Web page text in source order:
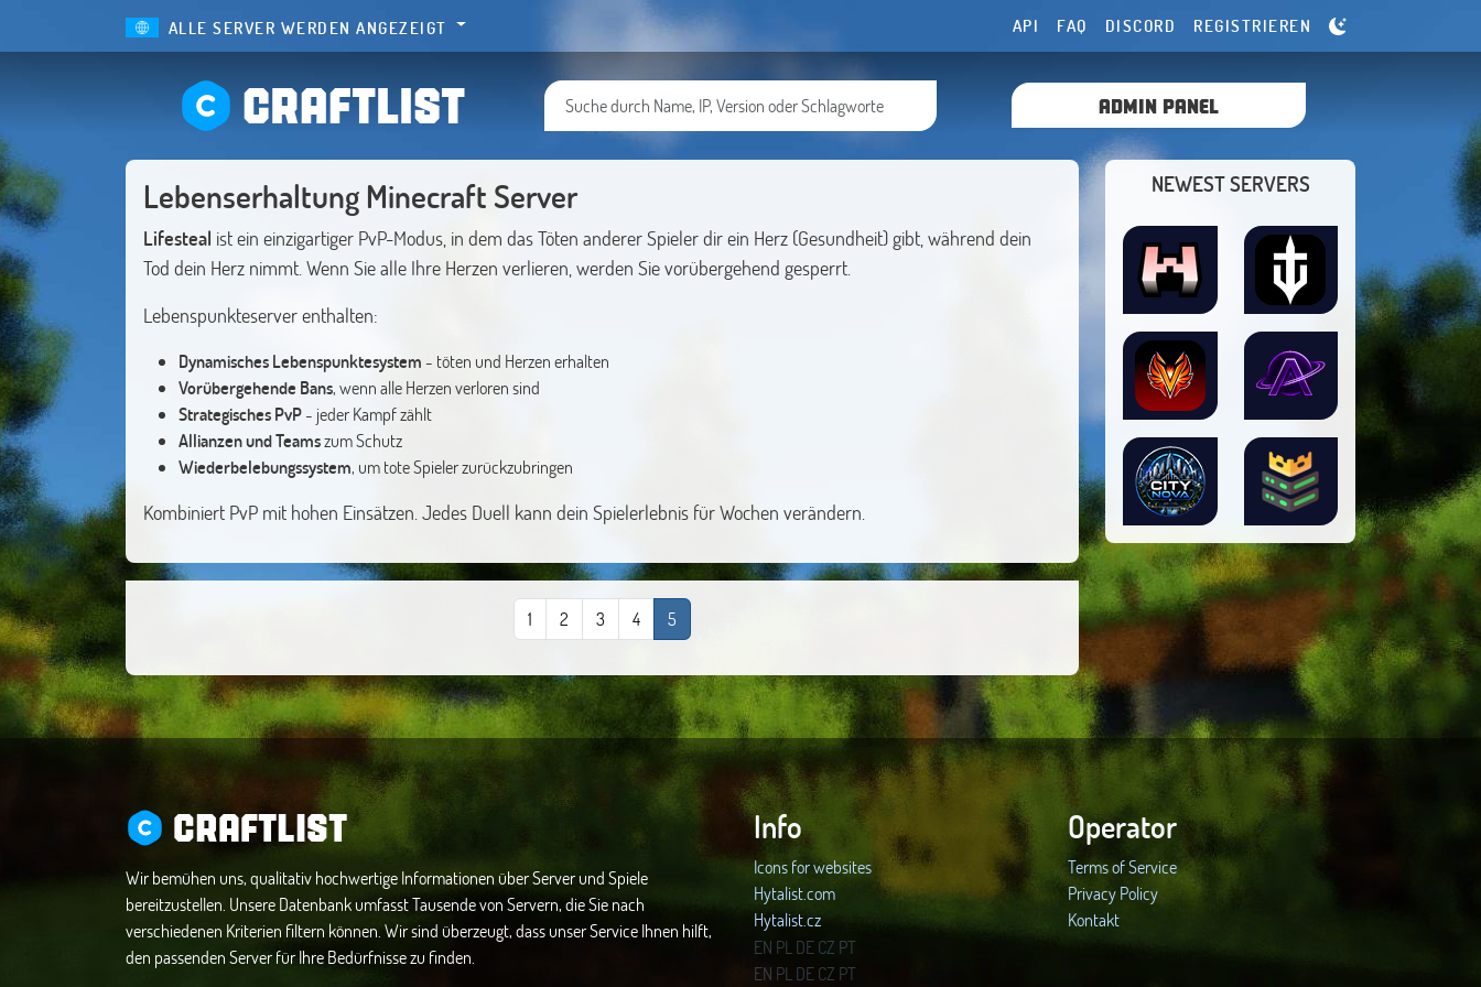
ALLE SERVER WERDEN ANGEZEIGT API FAQ DISCORD REGISTRIEREN
CRAFTLIST ADMIN PANEL
Lebenserhaltung Minecraft Server
Lifesteal ist ein einzigartiger PvP-Modus, in dem das Töten anderer Spieler dir ein Herz (Gesundheit) gibt, während dein
Tod dein Herz nimmt. Wenn Sie alle Ihre Herzen verlieren, werden Sie vorübergehend gesperrt.
Lebenspunkteserver enthalten:
Dynamisches Lebenspunktesystem - töten und Herzen erhalten
Vorübergehende Bans, wenn alle Herzen verloren sind
Strategisches PvP- jeder Kampf zählt
Allianzen und Teamszum Schutz
Wiederbelebungssystem, um tote Spieler zurückzubringen
Kombiniert PvP mit hohen Einsätzen. Jedes Duell kann dein Spielerlebnis für Wochen verändern.
1 2 3 4 5
NEWEST SERVERS
CRAFTLIST
Wir bemühen uns, qualitativ hochwertige Informationen über Server und Spiele
bereitzustellen. Unsere Datenbank umfasst Tausende von Servern, die Sie nach
verschiedenen Kriterien filtern können. Wir sind überzeugt, dass unser Service Ihnen hilft,
den passenden Server für Ihre Bedürfnisse zu finden.
Info
Icons for websites
Hytalist.com
Hytalist.cz
Hytamods.org
EN PL DECZ PT
EN PL DECZ PT
Operator
Terms of Service
Privacy Policy
Kontakt